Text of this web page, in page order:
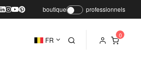
boutique professionnels
FR